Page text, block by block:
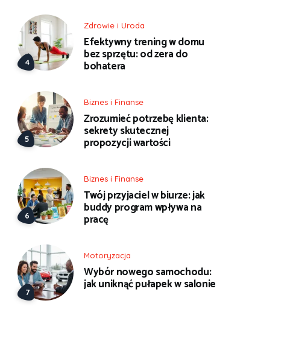
Zdrowie i Uroda
Efektywny trening w domu
bez sprzętu: od zera do
bohatera
Biznes i Finanse
Zrozumieć potrzebę klienta:
sekrety skutecznej
propozycji wartości
Biznes i Finanse
Twój przyjaciel w biurze: jak
buddy program wpływa na
pracę
Motoryzacja
Wybór nowego samochodu:
jak uniknąć pułapek w salonie